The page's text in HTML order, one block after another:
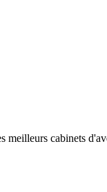
meilleurs cabinets